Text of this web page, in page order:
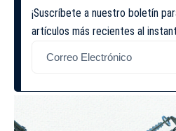
¡Suscríbete a nuestro boletín
artículos más recientes al